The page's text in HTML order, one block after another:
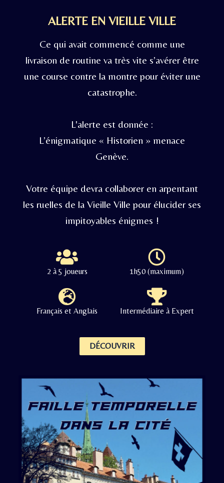
ALERTE EN VIEILLE VILLE
Ce qui avait commencé comme une
livraison de routine va très vite s’avérer être
une course contre la montre pour éviter une
catastrophe.
L'alerte est donnée :
L’énigmatique « Historien » menace
Genève.
Votre équipe devra collaborer en arpentant
les ruelles de la Vieille Ville pour élucider ses
impitoyables énigmes !
2 à 5 joueurs 1h50 (maximum)
Français et Anglais Intermédiaire à Expert
DÉCOUVRIR